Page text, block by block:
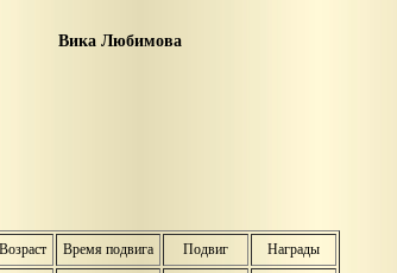
Вика Любимова
Возраст Время подвига Подвиг Награды